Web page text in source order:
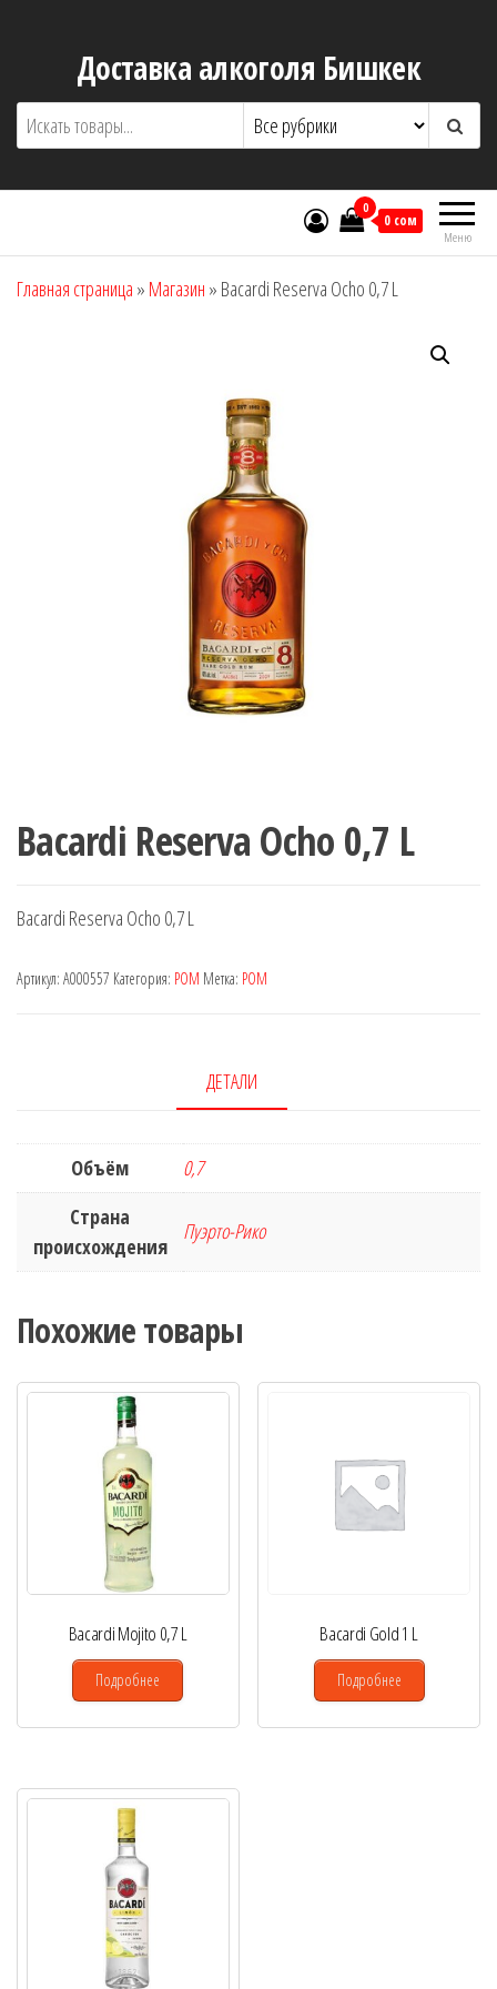
содержимомуДоставка алкоголя Бишкек
Меню
0
0 сом
Главная страница » Магазин » Bacardi Reserva Ocho 0,7 L
Bacardi Reserva Ocho 0,7 L
Bacardi Reserva Ocho 0,7 L
Артикул: A000557 Категория: РОМ Метка: РОМ
ДЕТАЛИ
Объём
0,7
Страна
происхождения
Пуэрто-Рико
Похожие товары
Bacardi Mojito 0,7 L
Подробнее
Bacardi Gold 1 L
Подробнее